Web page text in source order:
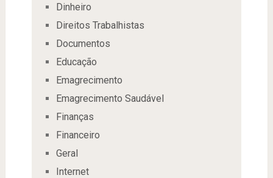
Dinheiro
Direitos Trabalhistas
Documentos
Educação
Emagrecimento
Emagrecimento Saudável
Finanças
Financeiro
Geral
Internet